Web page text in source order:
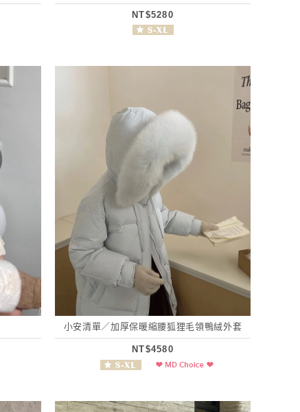
NT$5280
小安清單／加厚保暖縮腰狐狸毛領鴨絨外套
NT$4580